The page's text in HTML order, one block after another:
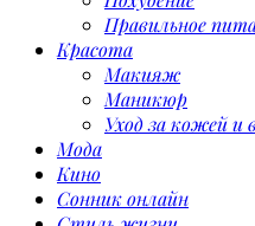
Правильное
Красота
Макияж
Маникюр
Уход за кожей и
Мода
Кино
Сонник онлайн